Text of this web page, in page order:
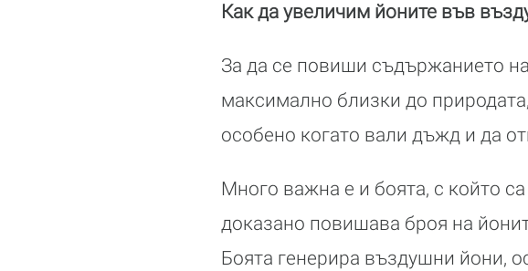
Как да увеличим йоните във
За да се повиши съдържанието
максимално близки до
особено когато вали дъжд и да
Много важна е и боята, с който
доказано повишава броя на
Боята генерира въздушни йони,